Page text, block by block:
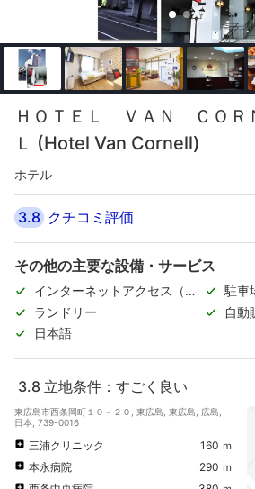
ＨＯＴＥＬ ＶＡＮ ＣＯＲ
Ｌ (Hotel Van Cornell)
ホテル
3.8 クチコミ評価
その他の主要な設備・サービス
インターネットアクセス（無
料）
駐車
ランドリー
自動
日本語
3.8 立地条件：すごく良い
東広島市西条岡町１０－２０, 東広島, 東広島, 広島,
日本, 739-0016
三浦クリニック
160 ｍ
本永病院
290 ｍ